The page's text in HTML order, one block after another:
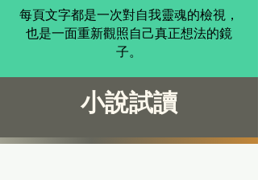
每頁文字都是一次對自我靈魂的檢視，
也是一面重新觀照自己真正想法的鏡
子。
小說試讀